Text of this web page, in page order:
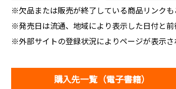
※欠品または販売が終了している商品リンクも
※発売日は流通、地域により表示した日付と前
※外部サイトの登録状況によりページが表示さ
購入先一覧（電子書籍）